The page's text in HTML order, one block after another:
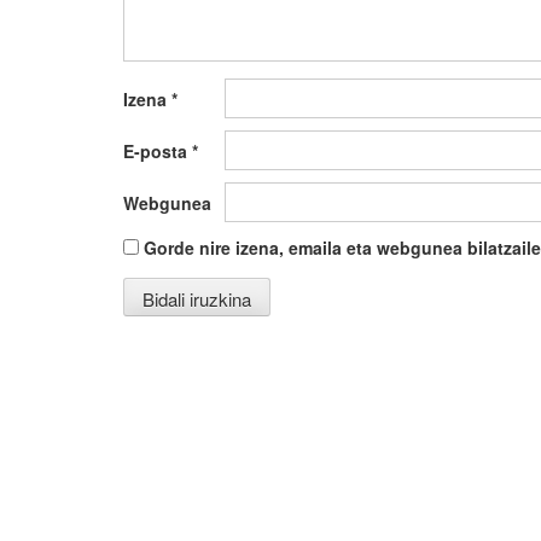
Izena *
E-posta *
Webgunea
Gorde nire izena, emaila eta webgunea